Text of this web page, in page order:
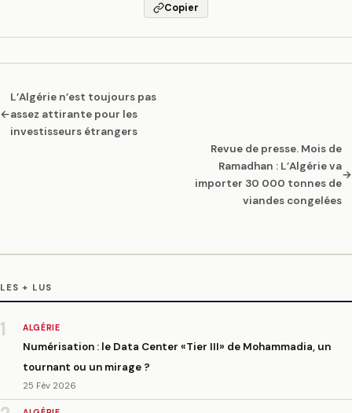
Copier
←
L’Algérie n’est toujours pas
assez attirante pour les
investisseurs étrangers
Revue de presse. Mois de
Ramadhan : L’Algérie va
importer 30 000 tonnes de
viandes congelées
→
LES + LUS
1 ALGÉRIE
Numérisation : le Data Center «Tier III» de Mohammadia, un
tournant ou un mirage ?
25 Fév 2026